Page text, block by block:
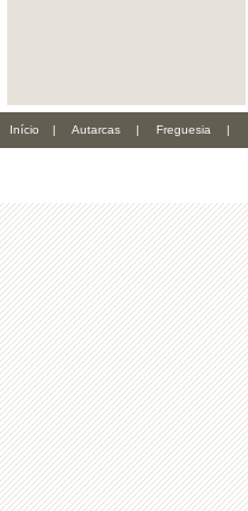
Início | Autarcas | Freguesia |